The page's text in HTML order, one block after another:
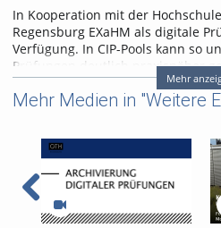
In Kooperation mit der
Regensburg EXaHM als digitale
Verfügung. In CIP-Pools kann so
Prüfungen deutlich praxisnäher
oftmals in Papierform möglich
Dieses Video gibt einen kurzen
kompetenzorientierter Prüfungen
Tags:
pruefung exahm
Mehr
Mehr Medien in "Weitere